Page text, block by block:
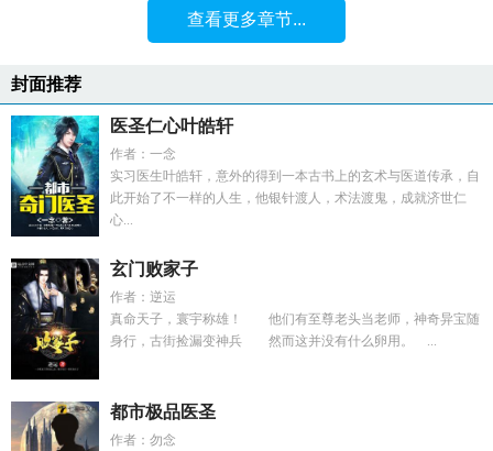
查看更多章节...
封面推荐
医圣仁心叶皓轩
作者：一念
实习医生叶皓轩，意外的得到一本古书上的玄术与医道传承，自
此开始了不一样的人生，他银针渡人，术法渡鬼，成就济世仁
心...
玄门败家子
作者：逆运
真命天子，寰宇称雄！ 他们有至尊老头当老师，神奇异宝随
身行，古街捡漏变神兵 然而这并没有什么卵用。 ...
都市极品医圣
作者：勿念